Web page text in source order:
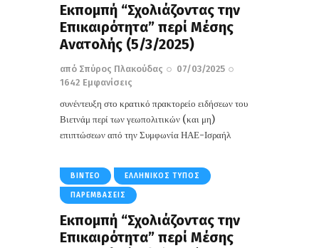
Εκπομπή “Σχολιάζοντας την
Επικαιρότητα” περί Μέσης
Ανατολής (5/3/2025)
από Σπύρος Πλακούδας
07/03/2025
1642 Εμφανίσεις
συνέντευξη στο κρατικό πρακτορείο ειδήσεων του
Βιετνάμ περί των γεωπολιτικών (και μη)
επιπτώσεων από την Συμφωνία ΗΑΕ-Ισραήλ
ΒΊΝΤΕΟ ΕΛΛΗΝΙΚΌΣ ΤΎΠΟΣ
ΠΑΡΕΜΒΆΣΕΙΣ
Εκπομπή “Σχολιάζοντας την
Επικαιρότητα” περί Μέσης